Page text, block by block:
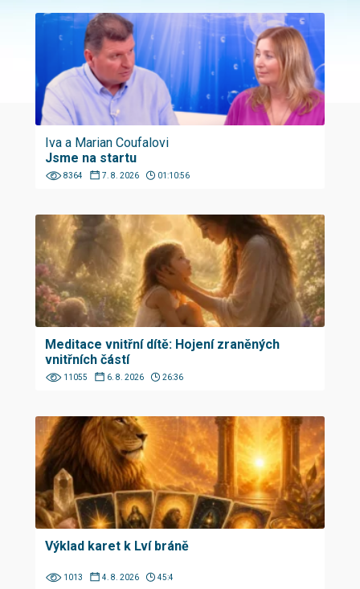
Iva a Marian Coufalovi
Jsme na startu
8364 7. 8. 2026 01:10:56
Meditace vnitřní dítě: Hojení zraněných
vnitřních částí
11055 6. 8. 2026 26:36
Výklad karet k Lví bráně
1013 4. 8. 2026 45:4